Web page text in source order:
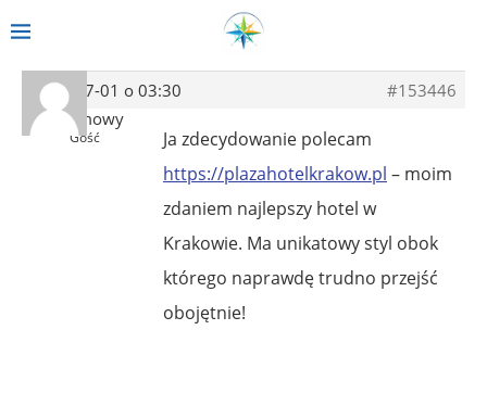
2019-07-01 o 03:30
#153446
Anonimowy
Gość
Ja zdecydowanie polecam
https://plazahotelkrakow.pl – moim
zdaniem najlepszy hotel w
Krakowie. Ma unikatowy styl obok
którego naprawdę trudno przejść
obojętnie!